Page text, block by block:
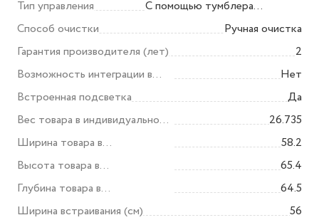
Тип управления
С помощью тумблера
Способ очистки
Ручная очистка
Гарантия производителя (лет)
2
Возможность интеграции в
сеть умного дома
Нет
Встроенная подсветка
Да
Вес товара в индивидуальной
упаковке (кг)
26.735
Ширина товара в
индивидуальной упаковке (см)
58.2
Высота товара в
индивидуальной упаковке (см)
65.4
Глубина товара в
индивидуальной упаковке (см)
64.5
Ширина встраивания (см)
56